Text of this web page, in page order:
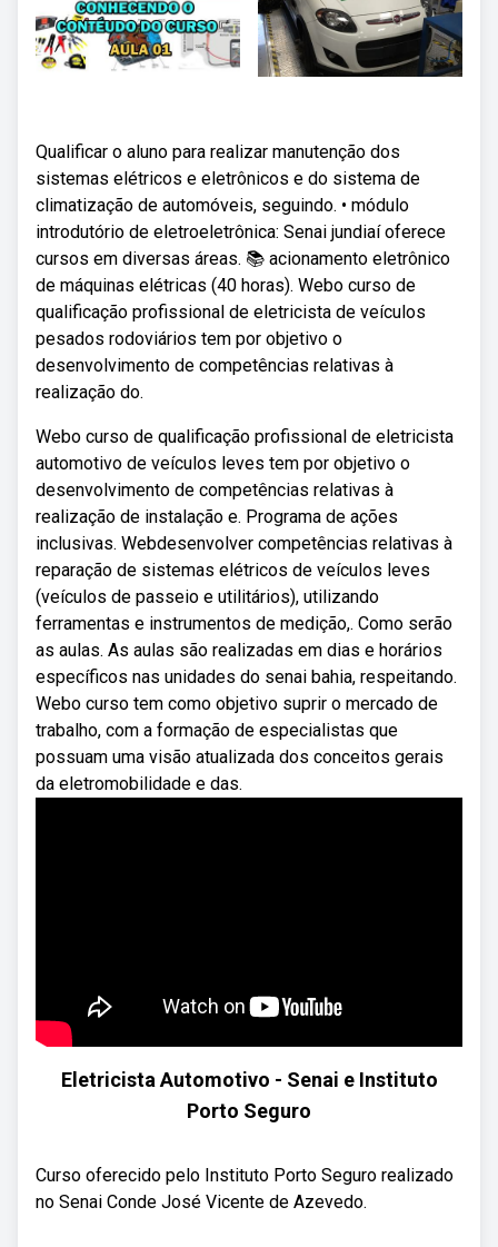
Qualificar o aluno para realizar manutenção dos
sistemas elétricos e eletrônicos e do sistema de
climatização de automóveis, seguindo. • módulo
introdutório de eletroeletrônica: Senai jundiaí oferece
cursos em diversas áreas. 📚 acionamento eletrônico
de máquinas elétricas (40 horas). Webo curso de
qualificação profissional de eletricista de veículos
pesados rodoviários tem por objetivo o
desenvolvimento de competências relativas à
realização do.
Webo curso de qualificação profissional de eletricista
automotivo de veículos leves tem por objetivo o
desenvolvimento de competências relativas à
realização de instalação e. Programa de ações
inclusivas. Webdesenvolver competências relativas à
reparação de sistemas elétricos de veículos leves
(veículos de passeio e utilitários), utilizando
ferramentas e instrumentos de medição,. Como serão
as aulas. As aulas são realizadas em dias e horários
específicos nas unidades do senai bahia, respeitando.
Webo curso tem como objetivo suprir o mercado de
trabalho, com a formação de especialistas que
possuam uma visão atualizada dos conceitos gerais
da eletromobilidade e das.
Eletricista Automotivo - Senai e Instituto
Porto Seguro
Curso oferecido pelo Instituto Porto Seguro realizado
no Senai Conde José Vicente de Azevedo.